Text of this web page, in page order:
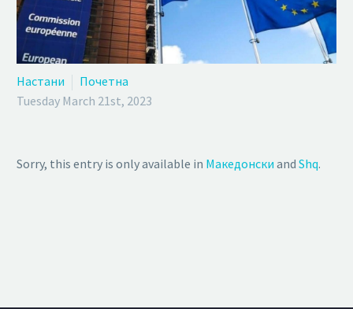
Настани
Почетна
Tuesday March 21st, 2023
Sorry, this entry is only available in Македонски and Shq.